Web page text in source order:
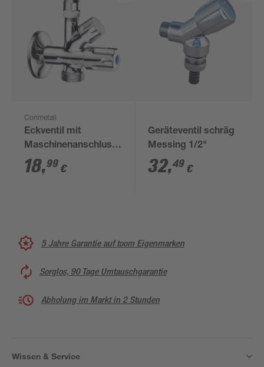
Conmetall
Eckventil mit
Maschinenanschluss
3/8
18,99 €
Geräteventil schräg
Messing 1/2"
32,49 €
5 Jahre Garantie auf toom Eigenmarken
Sorglos, 90 Tage Umtauschgarantie
Abholung im Markt in 2 Stunden
Wissen & Service